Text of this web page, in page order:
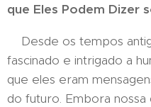
que Eles Podem Dizer
Desde os tempos
fascinado e intrigado a
que eles eram
do futuro. Embora